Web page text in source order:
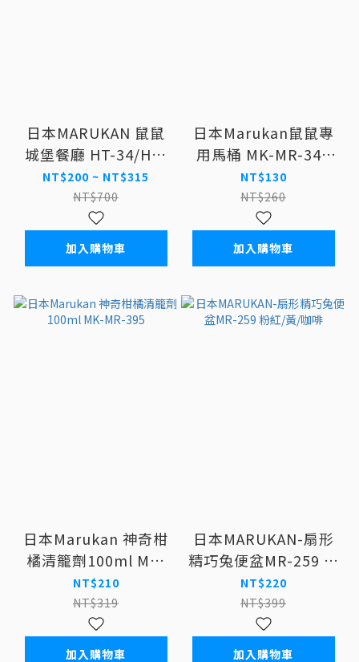
日本MARUKAN 鼠鼠
城堡餐廳 HT-34/HT-
35
NT$200 ~ NT$315
NT$700
加入購物車
日本Marukan鼠鼠專
用馬桶 MK-MR-341
鼠浴室 鼠便盆
NT$130
NT$260
加入購物車
日本Marukan 神奇柑
橘清籠劑100ml MK-
MR-395
NT$210
NT$319
加入購物車
日本MARUKAN-扇形
精巧兔便盆MR-259 粉
紅/黃/咖啡
NT$220
NT$399
加入購物車